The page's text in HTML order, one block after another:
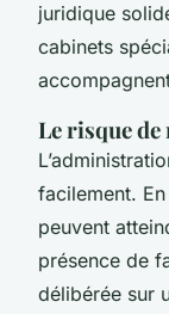
juridique
cabinets
Le risque
facilement.
peuvent
présence de
délibérée sur